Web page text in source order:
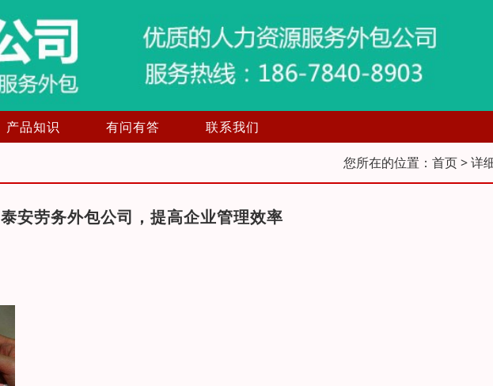
产品知识 有问有答 联系我们
您所在的位置： 首页> 详
泰安劳务外包公司，提高企业管理效率